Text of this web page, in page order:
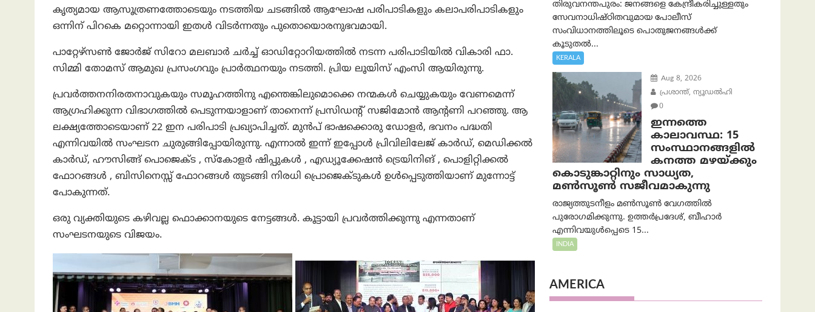
കൃത്യമായ ആസൂത്രണത്തോടെയും നടത്തിയ ചടങ്ങിൽ ആഘോഷ പരിപാടികളും കലാപരിപാടികളും
ഒന്നിന് പിറകെ മറ്റൊന്നായി ഇതൾ വിടർന്നതും പുതൊയൊരനുഭവമായി.
പാറ്റേഴ്‌സൺ ജോർജ് സിറോ മലബാർ ചർച്ച് ഓഡിറ്റോറിയത്തിൽ നടന്ന പരിപാടിയിൽ വികാരി ഫാ.
സിമ്മി തോമസ് ആമുഖ പ്രസംഗവും പ്രാർത്ഥനയും നടത്തി. പ്രിയ ലൂയിസ് എംസി ആയിരുന്നു.
പ്രവർത്തനനിരതനാവുകയും സമൂഹത്തിനു എന്തെങ്കിലുമൊക്കെ നന്മകൾ ചെയ്യുകയും വേണമെന്ന്
ആഗ്രഹിക്കുന്ന വിഭാഗത്തിൽ പെടുന്നയാളാണ് താനെന്ന് പ്രസിഡന്റ് സജിമോൻ ആന്റണി പറഞ്ഞു. ആ
ലക്ഷ്യത്തോടെയാണ് 22 ഇന പരിപാടി പ്രഖ്യാപിച്ചത്. മുൻപ് ഭാഷക്കൊരു ഡോളർ, ഭവനം പദ്ധതി
എന്നിവയിൽ സംഘടന ചുരുങ്ങിപ്പോയിരുന്നു. എന്നാൽ ഇന്ന് ഇപ്പോൾ പ്രിവിലിലേജ് കാർഡ്, മെഡിക്കൽ
കാർഡ്, ഹൗസിങ്ങ് പൊജെക്ട , സ്കോളർ ഷിപ്പുകൾ , എഡ്യൂക്കേഷൻ ട്രെയിനിങ് , പൊളിറ്റിക്കൽ
ഫോറങ്ങൾ , ബിസിനെസ്സ് ഫോറങ്ങൾ തുടങ്ങി നിരധി പ്രൊജെക്ടുകൾ ഉൾപ്പെടുത്തിയാണ് മുന്നോട്ട്
പോകുന്നത്.
ഒരു വ്യക്തിയുടെ കഴിവല്ല ഫൊക്കാനയുടെ നേട്ടങ്ങൾ. കൂട്ടായി പ്രവർത്തിക്കുന്നു എന്നതാണ്
സംഘടനയുടെ വിജയം.
തിരുവനന്തപുരം: ജനങ്ങളെ കേന്ദ്രീകരിച്ചുള്ളതും
സേവനാധിഷ്ഠിതവുമായ പോലീസ്
സംവിധാനത്തിലൂടെ പൊതുജനങ്ങൾക്ക്
കൂടുതൽ...
KERALA
Aug 8, 2026
പ്രശാന്ത്, ന്യൂഡല്‍ഹി
0
ഇന്നത്തെ
കാലാവസ്ഥ: 15
സംസ്ഥാനങ്ങളിൽ
കനത്ത മഴയ്ക്കും
കൊടുങ്കാറ്റിനും സാധ്യത,
മൺസൂൺ സജീവമാകുന്നു
രാജ്യത്തുടനീളം മൺസൂൺ വേഗത്തിൽ
പുരോഗമിക്കുന്നു. ഉത്തർപ്രദേശ്, ബീഹാർ
എന്നിവയുൾപ്പെടെ 15...
INDIA
AMERICA